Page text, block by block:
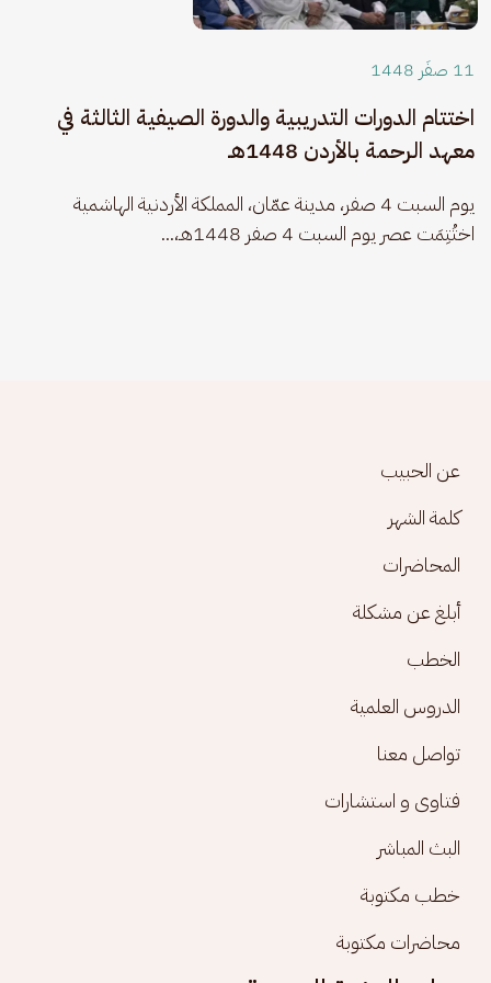
11 صفَر 1448
اختتام الدورات التدريبية والدورة الصيفية الثالثة في
معهد الرحمة بالأردن 1448هـ
يوم السبت 4 صفر، مدينة عمّان، المملكة الأردنية الهاشمية
اختُتِمَت عصر يوم السبت 4 صفر 1448هـ،...
Footer menu
عن الحبيب
كلمة الشهر
المحاضرات
أبلغ عن مشكلة
الخطب
الدروس العلمية
تواصل معنا
فتاوى و استشارات
البث المباشر
خطب مكتوبة
محاضرات مكتوبة